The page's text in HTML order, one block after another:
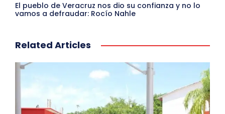
El pueblo de Veracruz nos dio su confianza y no lo
vamos a defraudar: Rocío Nahle
Related Articles